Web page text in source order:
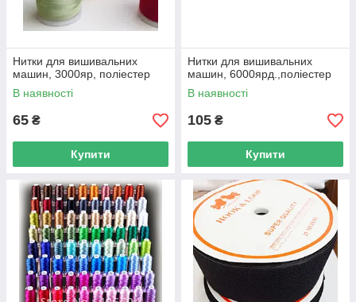
Нитки для вишивальних
машин, 3000яр, поліестер
В наявності
65 ₴
Купити
Нитки для вишивальних
машин, 6000ярд.,поліестер
В наявності
105 ₴
Купити